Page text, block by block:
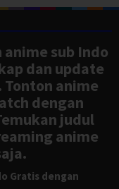
sub Indo
dan update
anime
dengan
judul
anime
Gratis dengan